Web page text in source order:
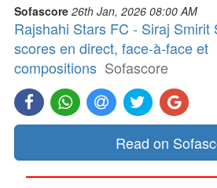
Sofascore 26th Jan, 2026 08:00 AM
Rajshahi Stars FC - Siraj Smirit
scores en direct, face-à-face et
compositions Sofascore
Read on